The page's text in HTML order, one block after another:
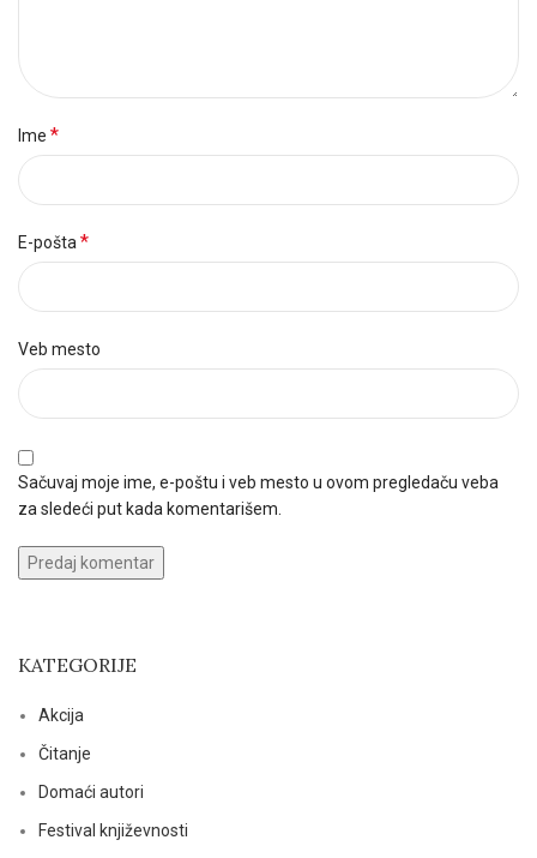
Ime *
E-pošta*
Veb mesto
Sačuvaj moje ime, e-poštu i veb mesto u ovom pregledaču veba
za sledeći put kada komentarišem.
KATEGORIJE
Akcija
Čitanje
Domaći autori
Festival književnosti